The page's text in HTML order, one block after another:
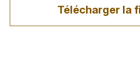
Télécharger la